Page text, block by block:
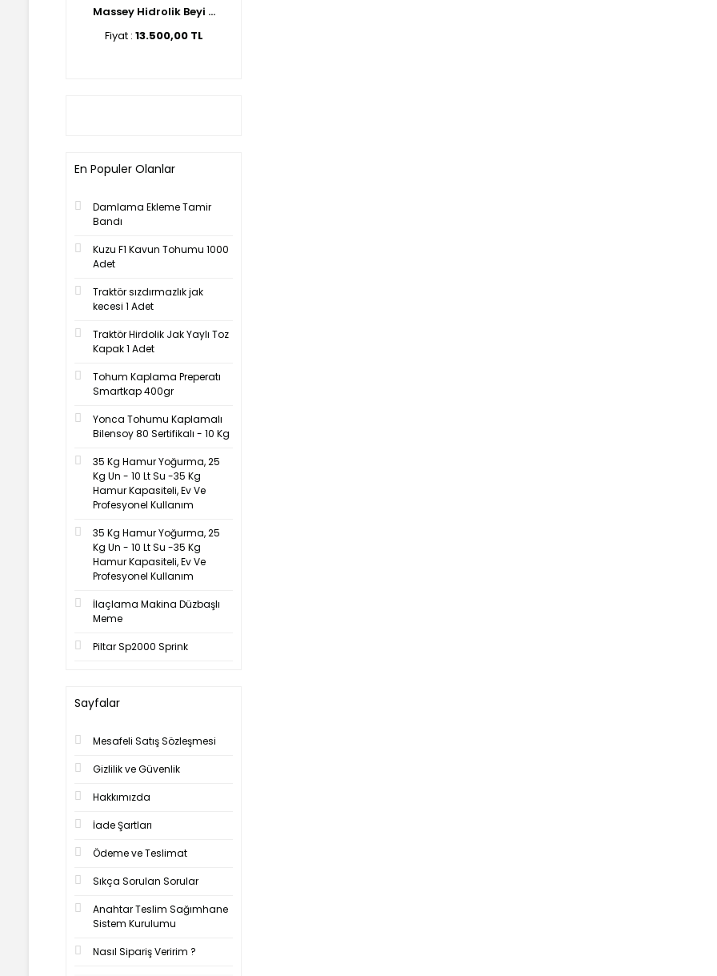
Massey Hidrolik Beyi ...
Fiyat : 13.500,00 TL
En Populer Olanlar
Damlama Ekleme Tamir
Bandı
Kuzu F1 Kavun Tohumu 1000
Adet
Traktör sızdırmazlık jak
kecesi 1 Adet
Traktör Hirdolik Jak Yaylı Toz
Kapak 1 Adet
Tohum Kaplama Preperatı
Smartkap 400gr
Yonca Tohumu Kaplamalı
Bilensoy 80 Sertifikalı - 10 Kg
35 Kg Hamur Yoğurma, 25
Kg Un - 10 Lt Su -35 Kg
Hamur Kapasiteli, Ev Ve
Profesyonel Kullanım
35 Kg Hamur Yoğurma, 25
Kg Un - 10 Lt Su -35 Kg
Hamur Kapasiteli, Ev Ve
Profesyonel Kullanım
İlaçlama Makina Düzbaşlı
Meme
Piltar Sp2000 Sprink
Sayfalar
Mesafeli Satış Sözleşmesi
Gizlilik ve Güvenlik
Hakkımızda
İade Şartları
Ödeme ve Teslimat
Sıkça Sorulan Sorular
Anahtar Teslim Sağımhane
Sistem Kurulumu
Nasıl Sipariş Veririm ?